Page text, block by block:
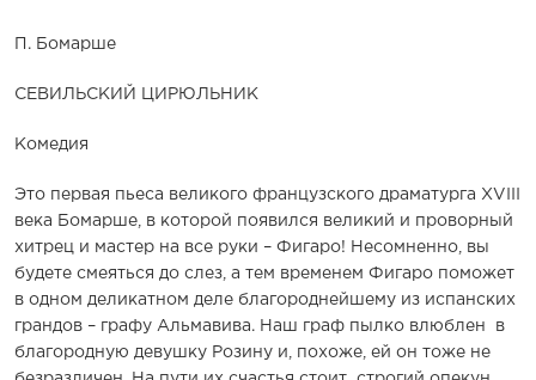
П. Бомарше
СЕВИЛЬСКИЙ ЦИРЮЛЬНИК
Комедия
Это первая пьеса великого французского драматурга XVIII
века Бомарше, в которой появился великий и проворный
хитрец и мастер на все руки – Фигаро! Несомненно, вы
будете смеяться до слез, а тем временем Фигаро поможет
в одном деликатном деле благороднейшему из испанских
грандов – графу Альмавива. Наш граф пылко влюблен в
благородную девушку Розину и, похоже, ей он тоже не